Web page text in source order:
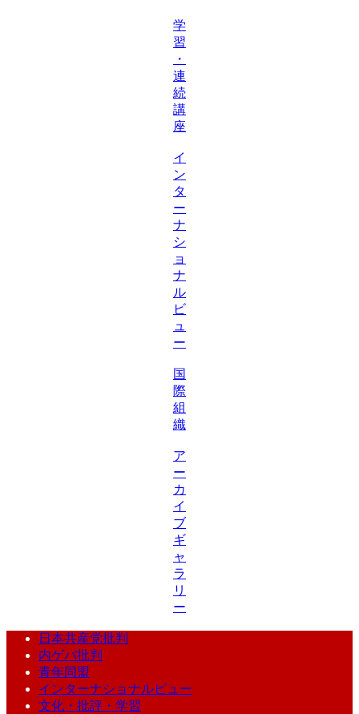
学
習
・
連
続
講
座
イ
ン
タ
ー
ナ
シ
ョ
ナ
ル
ビ
ュ
ー
国
際
組
織
ア
ー
カ
イ
ブ
ギ
ャ
ラ
リ
ー
日本共産党批判
内ゲバ批判
青年同盟
インターナショナルビュー
文化・批評・学習